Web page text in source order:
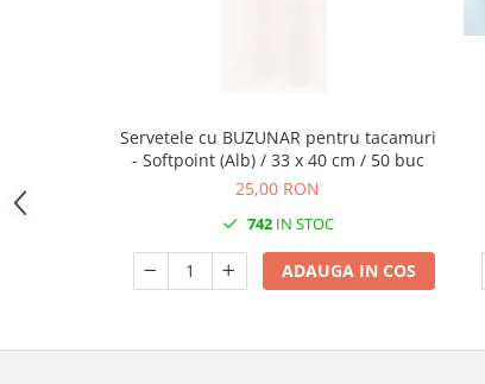
DECOR ANIVERSARI COPII
DECOR PETRECERI
TEMATICA MARINA
TEMATICA BOTANICA / VEGETALA
TEMATICA ROMANTICA
Servetele cu BUZUNAR pentru tacamuri
- Softpoint (Alb) / 33 x 40 cm / 50 buc
25,00 RON
742IN STOC
ADAUGA IN COS